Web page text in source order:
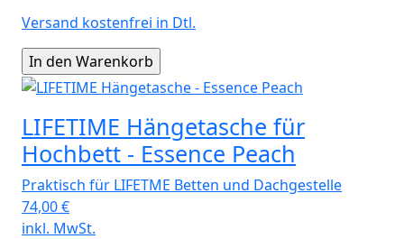
Versand kostenfrei in Dtl.
LIFETIME Hängetasche für
Hochbett - Essence Peach
Praktisch für LIFETME Betten und Dachgestelle
74,00€
inkl. MwSt.